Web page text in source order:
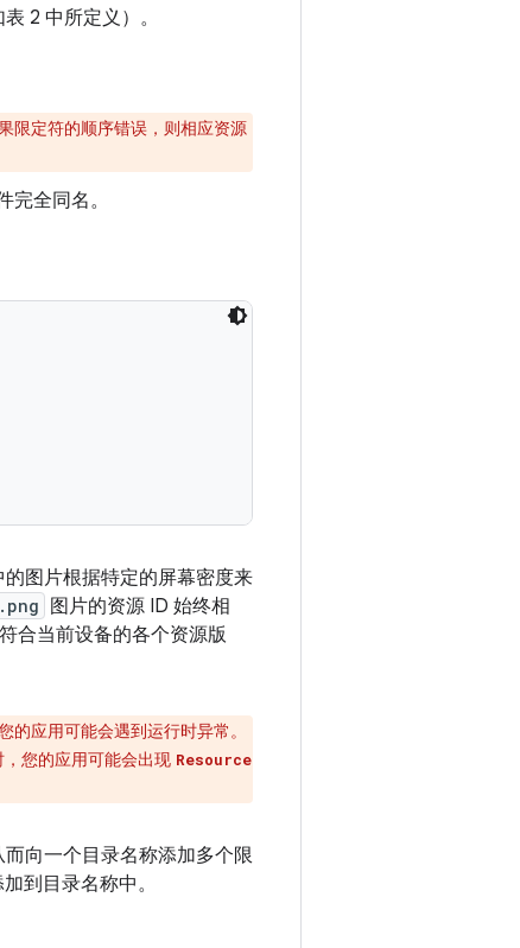
2 中所定义）。
限定符的顺序错误，则相应资源
全同名。
图片根据特定的屏幕密度来
图片的资源 ID 始终相
合当前设备的各个资源版
应用可能会遇到运行时异常。
您的应用可能会出现 Resource
向一个目录名称添加多个限
到目录名称中。